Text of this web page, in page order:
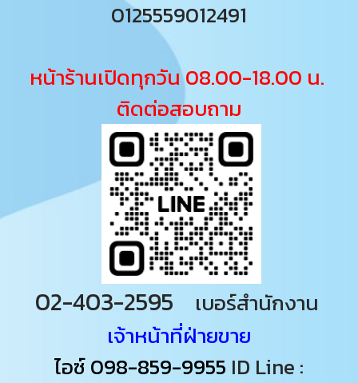
0125559012491
หน้าร้านเปิดทุกวัน 08.00-18.00 น.
ติดต่อสอบถาม
02-403-2595
เบอร์สำนักงาน
เจ้าหน้าที่ฝ่ายขาย
ไอซ์098-859-9955 ID Line :